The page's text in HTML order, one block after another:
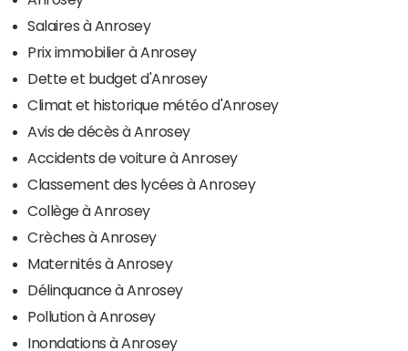
Salaires à Anrosey
Prix immobilier à Anrosey
Dette et budget d'Anrosey
Climat et historique météo d'Anrosey
Avis de décès à Anrosey
Accidents de voiture à Anrosey
Classement des lycées à Anrosey
Collège à Anrosey
Crèches à Anrosey
Maternités à Anrosey
Délinquance à Anrosey
Pollution à Anrosey
Inondations à Anrosey